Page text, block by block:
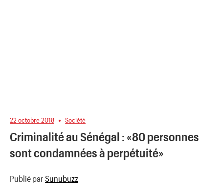
22 octobre 2018 Société
Criminalité au Sénégal : «80 personnes
sont condamnées à perpétuité»
Publié par Sunubuzz